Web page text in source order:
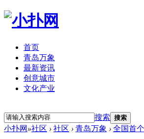
首页
青岛万象
最新资讯
创意城市
文化产业
搜索 搜索
小扑网 »社区 › 社区 › 青岛万象 › 全国首